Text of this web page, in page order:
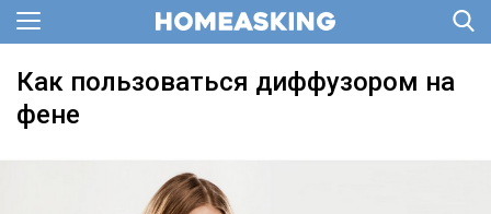
Как пользоваться диффузором на
фене